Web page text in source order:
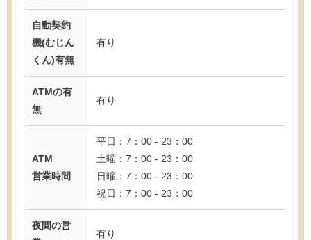
自動契約
機(むじん
くん)有無
有り
ATMの有
無
有り
ATM
営業時間
平日：7：00 - 23：00
土曜：7：00 - 23：00
日曜：7：00 - 23：00
祝日：7：00 - 23：00
夜間の営
有り